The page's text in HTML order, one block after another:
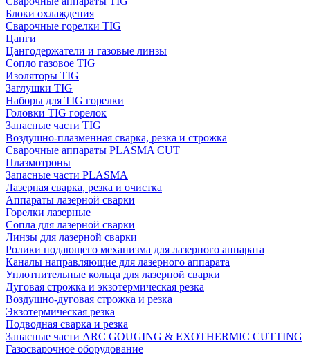
Блоки охлаждения
Сварочные горелки TIG
Цанги
Цангодержатели и газовые линзы
Сопло газовое TIG
Изоляторы TIG
Заглушки TIG
Наборы для TIG горелки
Головки TIG горелок
Запасные части TIG
Воздушно-плазменная сварка, резка и строжка
Сварочные аппараты PLASMA CUT
Плазмотроны
Запасные части PLASMA
Лазерная сварка, резка и очистка
Аппараты лазерной сварки
Горелки лазерные
Сопла для лазерной сварки
Линзы для лазерной сварки
Ролики подающего механизма для лазерного аппарата
Каналы направляющие для лазерного аппарата
Уплотнительные кольца для лазерной сварки
Дуговая строжка и экзотермическая резка
Воздушно-дуговая строжка и резка
Экзотермическая резка
Подводная сварка и резка
Запасные части ARC GOUGING & EXOTHERMIC CUTTING
Газосварочное оборудование